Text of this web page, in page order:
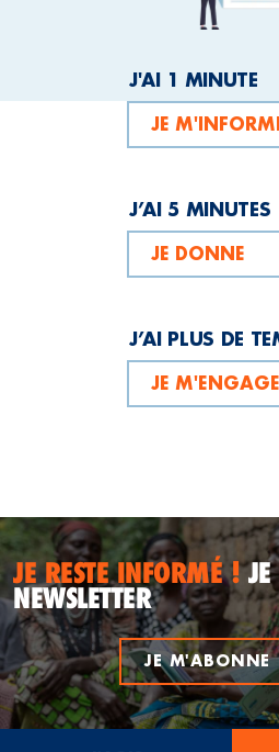
J'AI 1 MINUTE
JE
J’AI 5 MINUTES
JE DONNE
J’AI PLUS DE
JE M'ENGAGE
JE RESTE INFORMÉ !JE
NEWSLETTER
JE M'ABONNE